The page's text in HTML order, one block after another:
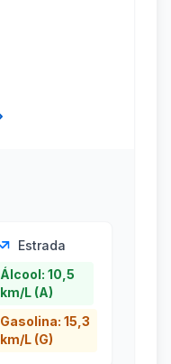
Estrada
Álcool: 10,5
km/L (A)
Gasolina: 15,3
km/L (G)